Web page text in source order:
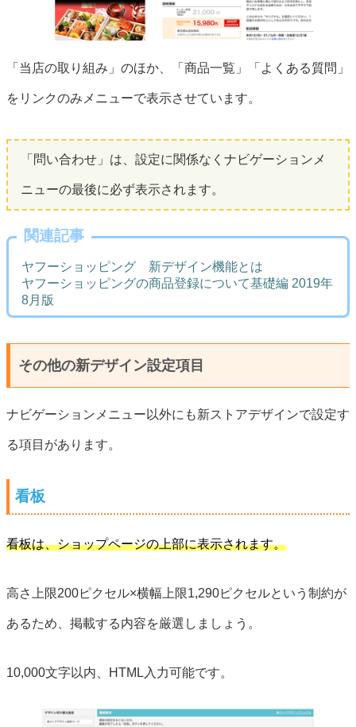
「当店の取り組み」のほか、「商品一覧」「よくある質問」
をリンクのみメニューで表示させています。
「問い合わせ」は、設定に関係なくナビゲーションメ
ニューの最後に必ず表示されます。
関連記事
ヤフーショッピング 新デザイン機能とは
ヤフーショッピングの商品登録について基礎編 2019年
8月版
その他の新デザイン設定項目
ナビゲーションメニュー以外にも新ストアデザインで設定す
る項目があります。
看板
看板は、ショップページの上部に表示されます。
高さ上限200ピクセル×横幅上限1,290ピクセルという制約が
あるため、掲載する内容を厳選しましょう。
10,000文字以内、HTML入力可能です。